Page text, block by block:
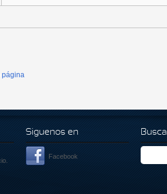
página
Siguenos en
Facebook